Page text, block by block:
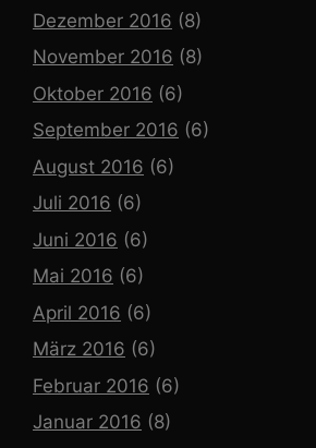
Dezember 2016 (8)
November 2016 (8)
Oktober 2016 (6)
September 2016 (6)
August 2016 (6)
Juli 2016 (6)
Juni 2016 (6)
Mai 2016 (6)
April 2016 (6)
März 2016 (6)
Februar 2016 (6)
Januar 2016 (8)